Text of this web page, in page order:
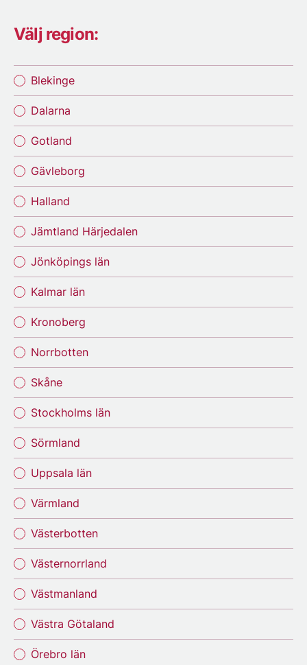
Välj region:
Blekinge
Dalarna
Gotland
Gävleborg
Halland
Jämtland Härjedalen
Jönköpings län
Kalmar län
Kronoberg
Norrbotten
Skåne
Stockholms län
Sörmland
Uppsala län
Värmland
Västerbotten
Västernorrland
Västmanland
Västra Götaland
Örebro län